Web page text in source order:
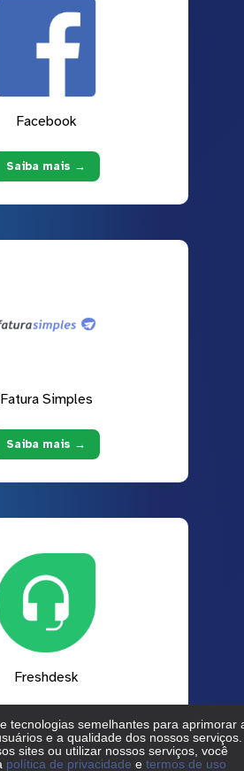
Facebook
Saiba mais →
Fatura Simples
Saiba mais →
Freshdesk
Saiba mais →